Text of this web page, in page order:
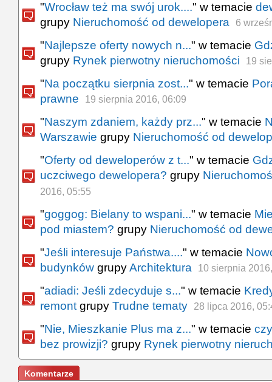
"Wrocław też ma swój urok...." w temacie
grupy Nieruchomość od dewelopera 6
"Najlepsze oferty nowych n..." w temacie
grupy Rynek pierwotny nieruchomości 19
"Na początku sierpnia zost..." w temacie
prawne
19 sierpnia 2016, 06:09
"Naszym zdaniem, każdy prz..." w temacie
Warszawie grupy Nieruchomość od
"Oferty od deweloperów z t..." w temacie
uczciwego dewelopera? grupy
2016, 05:55
"goggog: Bielany to wspani..." w temacie
pod miastem? grupy Nieruchomość od
"Jeśli interesuje Państwa...." w temacie
budynków grupyArchitektura 10 sierpnia
"adiadi: Jeśli zdecyduje s..." w temacie
remont grupy Trudne tematy 28 lipca 2016,
"Nie, Mieszkanie Plus ma z..." w temacie
bez prowizji? grupy Rynek pierwotny
Komentarze